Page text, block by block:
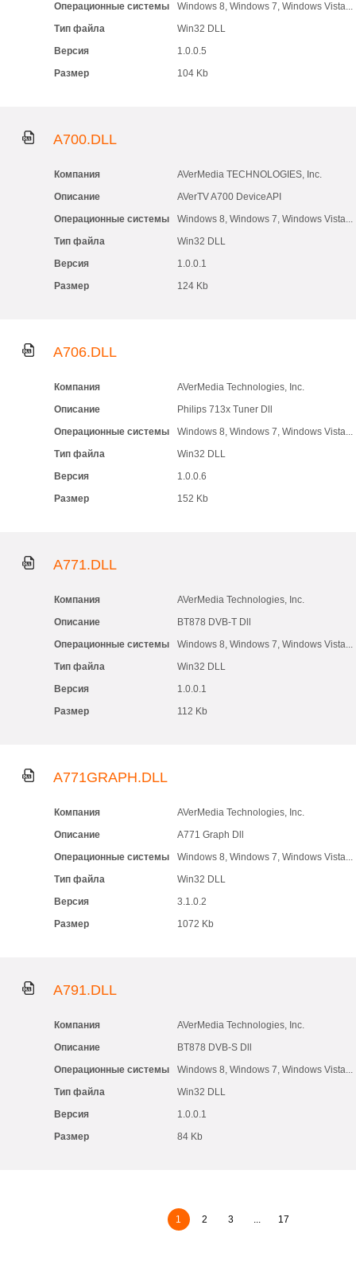
Операционные системы
Windows 8, Windows 7, Windows Vista...
Тип файла
Win32 DLL
Версия
1.0.0.5
Размер
104 Kb
A700.DLL
Компания
AVerMedia TECHNOLOGIES, Inc.
Описание
AVerTV A700 DeviceAPI
Операционные системы
Windows 8, Windows 7, Windows Vista...
Тип файла
Win32 DLL
Версия
1.0.0.1
Размер
124 Kb
A706.DLL
Компания
AVerMedia Technologies, Inc.
Описание
Philips 713x Tuner Dll
Операционные системы
Windows 8, Windows 7, Windows Vista...
Тип файла
Win32 DLL
Версия
1.0.0.6
Размер
152 Kb
A771.DLL
Компания
AVerMedia Technologies, Inc.
Описание
BT878 DVB-T Dll
Операционные системы
Windows 8, Windows 7, Windows Vista...
Тип файла
Win32 DLL
Версия
1.0.0.1
Размер
112 Kb
A771GRAPH.DLL
Компания
AVerMedia Technologies, Inc.
Описание
A771 Graph Dll
Операционные системы
Windows 8, Windows 7, Windows Vista...
Тип файла
Win32 DLL
Версия
3.1.0.2
Размер
1072 Kb
A791.DLL
Компания
AVerMedia Technologies, Inc.
Описание
BT878 DVB-S Dll
Операционные системы
Windows 8, Windows 7, Windows Vista...
Тип файла
Win32 DLL
Версия
1.0.0.1
Размер
84 Kb
1 2 3 ... 17